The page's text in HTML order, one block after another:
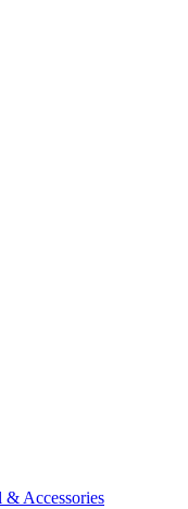
& Accessories